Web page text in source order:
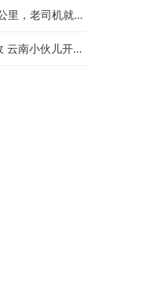
是偏爱中国重汽！
代泓图EV放心跑烂路